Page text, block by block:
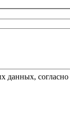
данных, согласно